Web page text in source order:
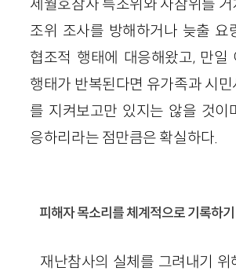
세월호참사 특조위와 사참위를
조위 조사를 방해하거나 늦출 요
협조적 행태에 대응해왔고, 만일
행태가 반복된다면 유가족과 시민
를 지켜보고만 있지는 않을 것이
응하리라는 점만큼은 확실하다.
피해자 목소리를 체계적으로 기록하기
재난참사의 실체를 그려내기 위